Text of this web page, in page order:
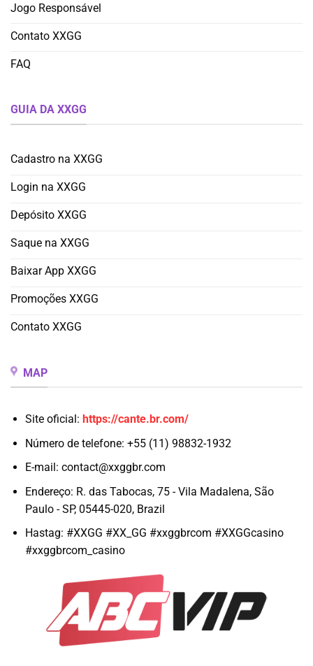
Jogo Responsável
Contato XXGG
FAQ
GUIA DA XXGG
Cadastro na XXGG
Login na XXGG
Depósito XXGG
Saque na XXGG
Baixar App XXGG
Promoções XXGG
Contato XXGG
MAP
Site oficial: https://cante.br.com/
Número de telefone: +55 (11) 98832-1932
E-mail: contact@xxggbr.com
Endereço: R. das Tabocas, 75 - Vila Madalena, São
Paulo - SP, 05445-020, Brazil
Hastag: #XXGG #XX_GG #xxggbrcom #XXGGcasino
#xxggbrcom_casino